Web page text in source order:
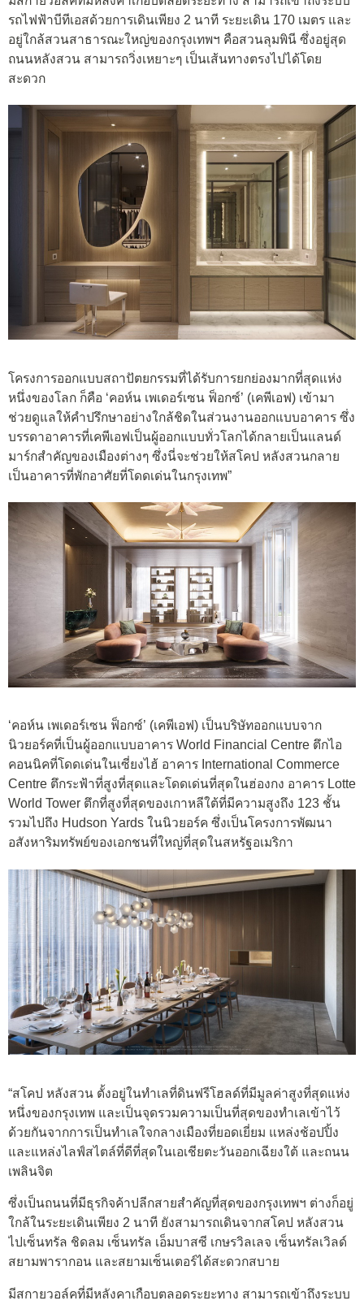
รถไฟฟ้าบีทีเอสด้วยการเดินเพียง 2 นาที ระยะเดิน 170 เมตร และ
อยู่ใกล้สวนสาธารณะใหญ่ของกรุงเทพฯ คือสวนลุมพินี ซึ่งอยู่สุด
ถนนหลังสวน สามารถวิ่งเหยาะๆ เป็นเส้นทางตรงไปได้โดย
สะดวก
โครงการออกแบบสถาปัตยกรรมที่ได้รับการยกย่องมากที่สุดแห่ง
หนึ่งของโลก ก็คือ ‘คอห์น เพเดอร์เซน ฟ็อกซ์’ (เคพีเอฟ) เข้ามา
ช่วยดูแลให้คำปรึกษาอย่างใกล้ชิดในส่วนงานออกแบบอาคาร ซึ่ง
บรรดาอาคารที่เคพีเอฟเป็นผู้ออกแบบทั่วโลกได้กลายเป็นแลนด์
มาร์กสำคัญของเมืองต่างๆ ซึ่งนี่จะช่วยให้สโคป หลังสวนกลาย
เป็นอาคารที่พักอาศัยที่โดดเด่นในกรุงเทพ”
‘คอห์น เพเดอร์เซน ฟ็อกซ์’ (เคพีเอฟ) เป็นบริษัทออกแบบจาก
นิวยอร์คที่เป็นผู้ออกแบบอาคาร World Financial Centre ตึกไอ
คอนนิคที่โดดเด่นในเซี่ยงไฮ้ อาคาร International Commerce
Centre ตึกระฟ้าที่สูงที่สุดและโดดเด่นที่สุดในฮ่องกง อาคาร Lotte
World Tower ตึกที่สูงที่สุดของเกาหลีใต้ที่มีความสูงถึง 123 ชั้น
รวมไปถึง Hudson Yards ในนิวยอร์ค ซึ่งเป็นโครงการพัฒนา
อสังหาริมทรัพย์ของเอกชนที่ใหญ่ที่สุดในสหรัฐอเมริกา
“สโคป หลังสวน ตั้งอยู่ในทำเลที่ดินฟรีโฮลด์ที่มีมูลค่าสูงที่สุดแห่ง
หนึ่งของกรุงเทพ และเป็นจุดรวมความเป็นที่สุดของทำเลเข้าไว้
ด้วยกันจากการเป็นทำเลใจกลางเมืองที่ยอดเยี่ยม แหล่งช้อปปิ้ง
และแหล่งไลฟ์สไตล์ที่ดีที่สุดในเอเชียตะวันออกเฉียงใต้ และถนน
เพลินจิต
ซึ่งเป็นถนนที่มีธุรกิจค้าปลีกสายสำคัญที่สุดของกรุงเทพฯ ต่างก็อยู่
ใกล้ในระยะเดินเพียง 2 นาที ยังสามารถเดินจากสโคป หลังสวน
ไปเซ็นทรัล ชิดลม เซ็นทรัล เอ็มบาสซี เกษรวิลเลจ เซ็นทรัลเวิลด์
สยามพารากอน และสยามเซ็นเตอร์ได้สะดวกสบาย
มีสกายวอล์คที่มีหลังคาเกือบตลอดระยะทาง สามารถเข้าถึงระบบ